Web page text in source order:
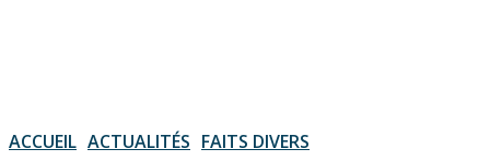
ACCUEIL ACTUALITÉS FAITS DIVERS